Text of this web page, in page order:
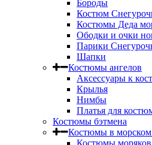
Бороды
Костюм
Костюмы Деда
Ободки и очки
Парики
Шапки
Костюмы ангелов
Аксессуары к
Крылья
Нимбы
Платья для
Костюмы бэтмена
Костюмы в морском
Костюмы моряков